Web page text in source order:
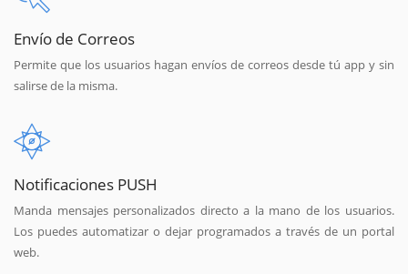
Envío de Correos
Permite que los usuarios hagan envíos de correos desde tú app y sin
salirse de la misma.
Notificaciones PUSH
Manda mensajes personalizados directo a la mano de los usuarios.
Los puedes automatizar o dejar programados a través de un portal
web.